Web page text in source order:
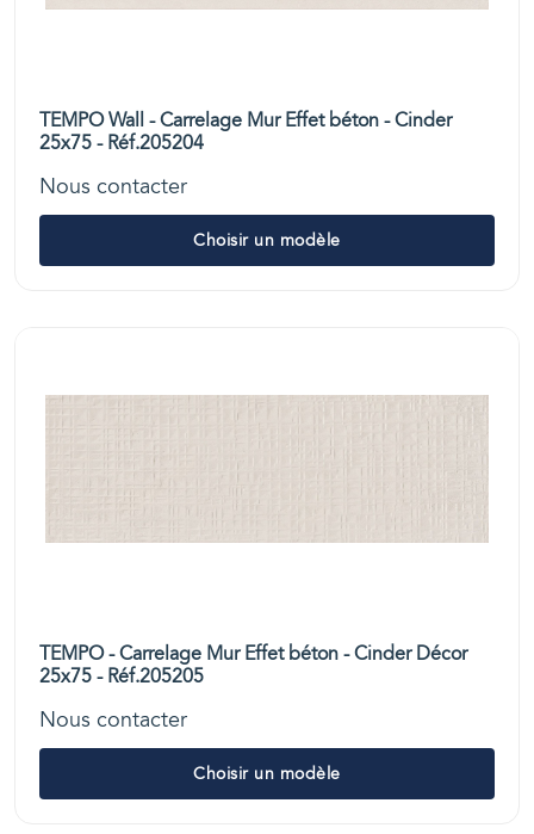
TEMPO Wall - Carrelage Mur Effet béton - Cinder
25x75 - Réf.205204
Nous contacter
Choisir un modèle
TEMPO - Carrelage Mur Effet béton - Cinder Décor
25x75 - Réf.205205
Nous contacter
Choisir un modèle